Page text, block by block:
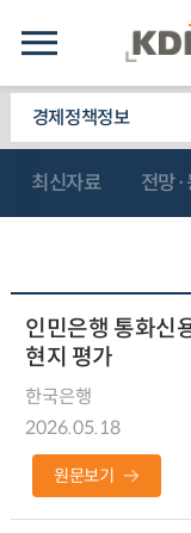
경제정책정보
최신자료 전망
인민은행 통화신
현지 평가
한국은행
2026.05.18
원문보기